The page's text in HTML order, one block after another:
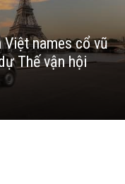
names cổ vũ
Thế vận hội